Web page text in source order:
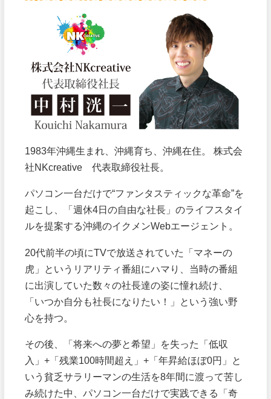
1983年沖縄生まれ、沖縄育ち、沖縄在住。 株式会
社NKcreative 代表取締役社長。
パソコン一台だけで“ファンタスティックな革命”を
起こし、「週休4日の自由な社長」のライフスタイ
ルを提案する沖縄のイクメンWebエージェント。
20代前半の頃にTVで放送されていた「マネーの
虎」というリアリティ番組にハマり、当時の番組
に出演していた数々の社長達の姿に憧れ続け、
「いつか自分も社長になりたい！」という強い野
心を持つ。
その後、「将来への夢と希望」を失った「低収
入」+「残業100時間超え」+「年昇給ほぼ0円」と
いう貧乏サラリーマンの生活を8年間に渡って苦し
み続けた中、パソコン一台だけで実践できる「奇